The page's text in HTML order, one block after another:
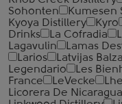
Sohonten
Kumesen
Kyoya Distillery
Kyro
Drinks
La Cofradia
Lagavulin
Lamas
Larios
Latvijas
Legendario
Les
France
LeVecke
Licorera De Nicaragua